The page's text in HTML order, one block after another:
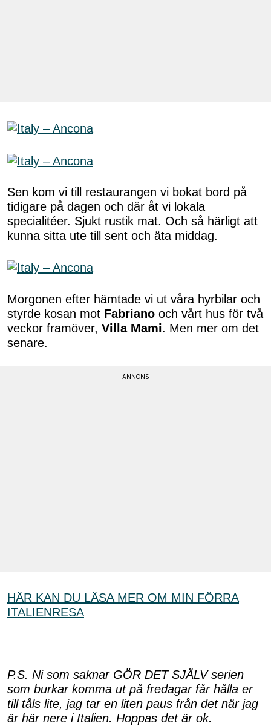
Sen kom vi till restaurangen vi bokat bord på
tidigare på dagen och där åt vi lokala
specialitéer. Sjukt rustik mat. Och så härligt att
kunna sitta ute till sent och äta middag.
Morgonen efter hämtade vi ut våra hyrbilar och
styrde kosan mot Fabriano och vårt hus för två
veckor framöver, Villa Mami. Men mer om det
senare.
HÄR KAN DU LÄSA MER OM MIN FÖRRA
ITALIENRESA
P.S. Ni som saknar GÖR DET SJÄLV serien
som burkar komma ut på fredagar får hålla er
till tåls lite, jag tar en liten paus från det när jag
är här nere i Italien. Hoppas det är ok.